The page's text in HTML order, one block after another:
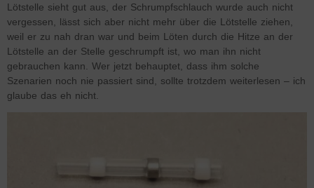
Lötstelle sieht gut aus, der Schrumpfschlauch wurde auch nicht
vergessen, lässt sich aber nicht mehr über die Lötstelle ziehen,
weil er zu nah dran war und beim Löten durch die Hitze an der
Lötstelle an der Stelle geschrumpft ist, wo man ihn nicht
gebrauchen kann. Wer jetzt behauptet, dass ihm solche
Szenarien noch nie passiert sind, sollte trotzdem weiterlesen – ich
glaube das eh nicht.